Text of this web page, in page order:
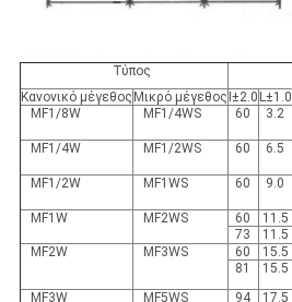
Τύπος
Κανονικό μέγεθος Μικρό μέγεθος I±2.0 L±1.0
MF1/8W
MF1/4WS 60 3.2
MF1/4W MF1/2WS 60 6.5
MF1/2W MF1WS 60 9.0
MF1W MF2WS 60 11.5
73
11.5
MF2W
MF3WS 60 15.5
81
15.5
MF3W
MF5WS 94 17.5